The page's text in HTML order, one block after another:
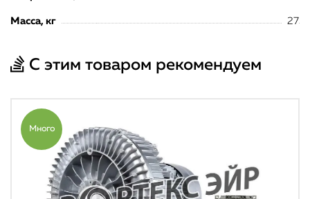
Масса, кг 27
С этим товаром рекомендуем
Много